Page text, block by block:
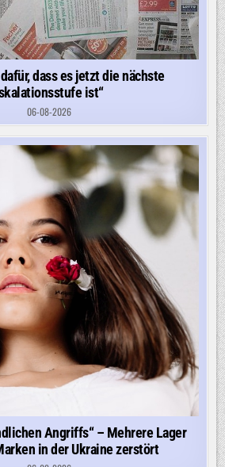
dass es jetzt die nächste
ist“
06-08-2026
Angriffs“ – Mehrere Lager
in der Ukraine zerstört